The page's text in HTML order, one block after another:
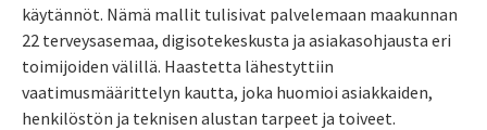
käytännöt. Nämä mallit tulisivat palvelemaan maakunnan
22 terveysasemaa, digisotekeskusta ja asiakasohjausta eri
toimijoiden välillä. Haastetta lähestyttiin
vaatimusmäärittelyn kautta, joka huomioi asiakkaiden,
henkilöstön ja teknisen alustan tarpeet ja toiveet.